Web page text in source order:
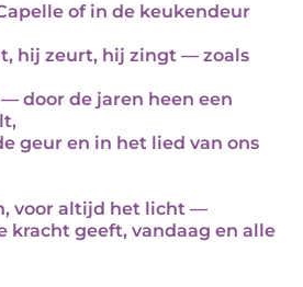
of in de keukendeur
hij zeurt, hij zingt — zoals
door de jaren heen een
geur en in het lied van ons
voor altijd het licht —
kracht geeft, vandaag en alle